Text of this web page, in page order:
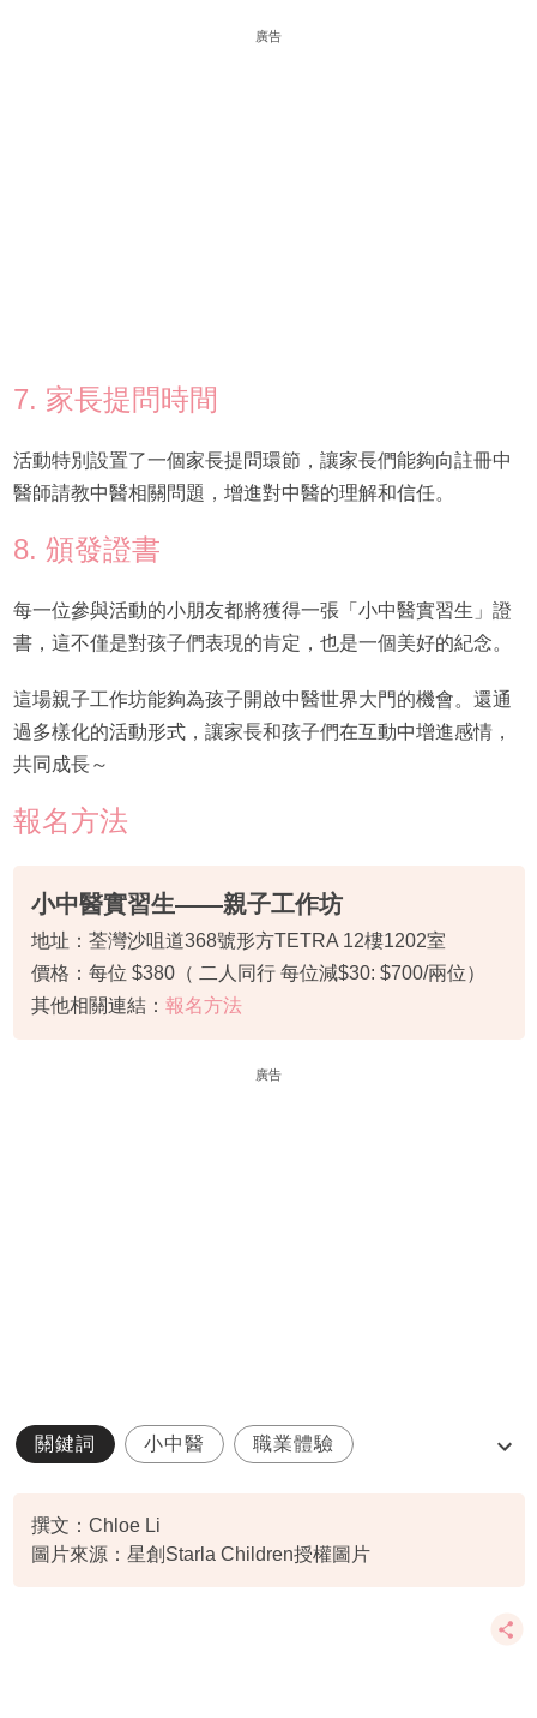
廣告
7. 家長提問時間
活動特別設置了一個家長提問環節，讓家長們能夠向註冊中
醫師請教中醫相關問題，增進對中醫的理解和信任。
8. 頒發證書
每一位參與活動的小朋友都將獲得一張「小中醫實習生」證
書，這不僅是對孩子們表現的肯定，也是一個美好的紀念。
這場親子工作坊能夠為孩子開啟中醫世界大門的機會。還通
過多樣化的活動形式，讓家長和孩子們在互動中增進感情，
共同成長～
報名方法
小中醫實習生——親子工作坊
地址：荃灣沙咀道368號形方TETRA 12樓1202室
價格：每位 $380（ 二人同行 每位減$30: $700/兩位）
其他相關連結： 報名方法
廣告
關鍵詞 小中醫 職業體驗
撰文：Chloe Li
圖片來源：星創Starla Children授權圖片